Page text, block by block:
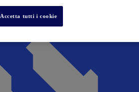
Accetta tutti i cookie